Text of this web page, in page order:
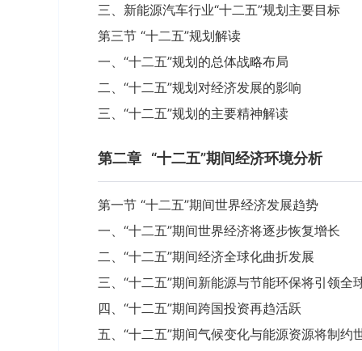
三、新能源汽车行业“十二五”规划主要目标
第三节 “十二五”规划解读
一、“十二五”规划的总体战略布局
二、“十二五”规划对经济发展的影响
三、“十二五”规划的主要精神解读
第二章 “十二五”期间经济环境分析
第一节 “十二五”期间世界经济发展趋势
一、“十二五”期间世界经济将逐步恢复增长
二、“十二五”期间经济全球化曲折发展
三、“十二五”期间新能源与节能环保将引领全
四、“十二五”期间跨国投资再趋活跃
五、“十二五”期间气候变化与能源资源将制约